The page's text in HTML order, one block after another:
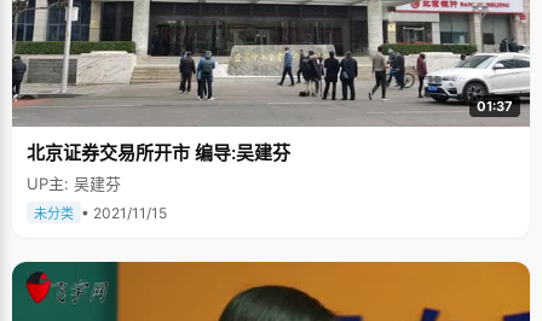
01:37
北京证券交易所开市 编导:吴建芬
UP主: 吴建芬
未分类 • 2021/11/15